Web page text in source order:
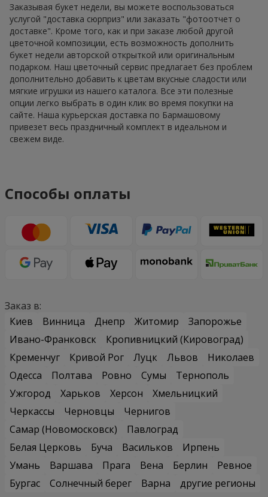
Заказывая букет недели, вы можете воспользоваться
услугой "доставка сюрприз" или заказать "фотоотчет о
доставке". Кроме того, как и при заказе любой другой
цветочной композиции, есть возможность дополнить
букет недели авторской открыткой или оригинальным
подарком. Наш цветочный сервис предлагает без проблем
дополнительно добавить к цветам вкусные сладости или
мягкие игрушки из нашего каталога. Все эти полезные
опции легко выбрать в один клик во время покупки на
сайте. Наша курьерская доставка по Бармашовому
привезет весь праздничный комплект в идеальном и
свежем виде.
Способы оплаты
Заказ в:
Киев
Винница Днепр Житомир
Запорожье
Ивано-Франковск
Кропивницкий (Кировоград)
Кременчуг
Кривой Рог Луцк Львов
Николаев
Одесса
Полтава Ровно Сумы
Тернополь
Ужгород
Харьков Херсон
Хмельницкий
Черкассы
Черновцы
Чернигов
Самар (Новомосковск)
Павлоград
Белая Церковь
Буча Васильков
Ирпень
Умань
Варшава Прага Вена Берлин
Ревное
Бургас
Солнечный берег Варна
другие регионы